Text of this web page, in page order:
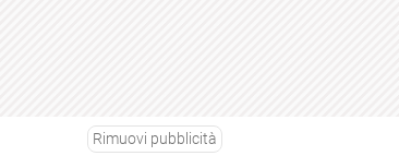
Rimuovi pubblicità